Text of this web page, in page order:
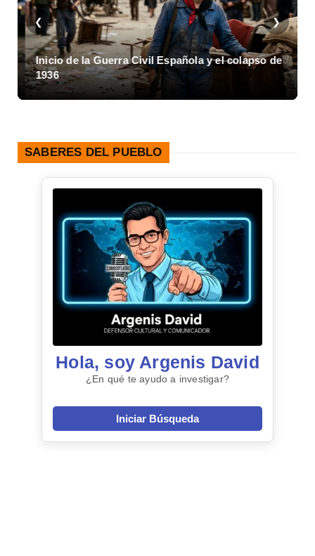
❮
Inicio de la Guerra Civil Española y el colapso de
1936
❯
SABERES DEL PUEBLO
Hola, soy Argenis David
¿En qué te ayudo a investigar?
Iniciar Búsqueda